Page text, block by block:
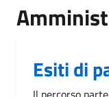
Esiti di